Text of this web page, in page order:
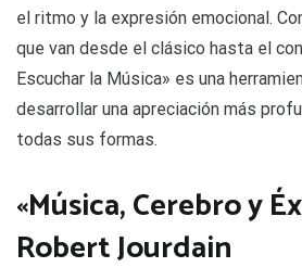
el ritmo y la expresión emocional.
que van desde el clásico hasta el
Escuchar la Música» es una
desarrollar una apreciación más
todas sus formas.
«Música, Cerebro y
Robert Jourdain